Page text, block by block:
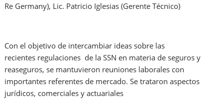
Re Germany), Lic. Patricio Iglesias (Gerente Técnico)
Con el objetivo de intercambiar ideas sobre las
recientes regulaciones de la SSN en materia de seguros y
reaseguros, se mantuvieron reuniones laborales con
importantes referentes de mercado. Se trataron aspectos
jurídicos, comerciales y actuariales